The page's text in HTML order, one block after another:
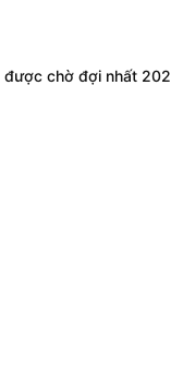
được chờ đợi nhất